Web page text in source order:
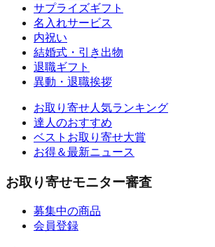
サプライズギフト
名入れサービス
内祝い
結婚式・引き出物
退職ギフト
異動・退職挨拶
お取り寄せ人気ランキング
達人のおすすめ
ベストお取り寄せ大賞
お得＆最新ニュース
お取り寄せモニター審査
募集中の商品
会員登録